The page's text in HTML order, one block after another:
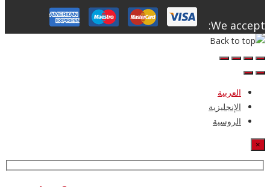
We accept:
العربية
الإنجليزية
الروسية
×